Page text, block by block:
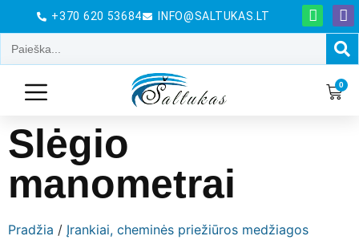
+370 620 53684 INFO@SALTUKAS.LT
0
Slėgio
manometrai
Pradžia / Įrankiai, cheminės priežiūros medžiagos